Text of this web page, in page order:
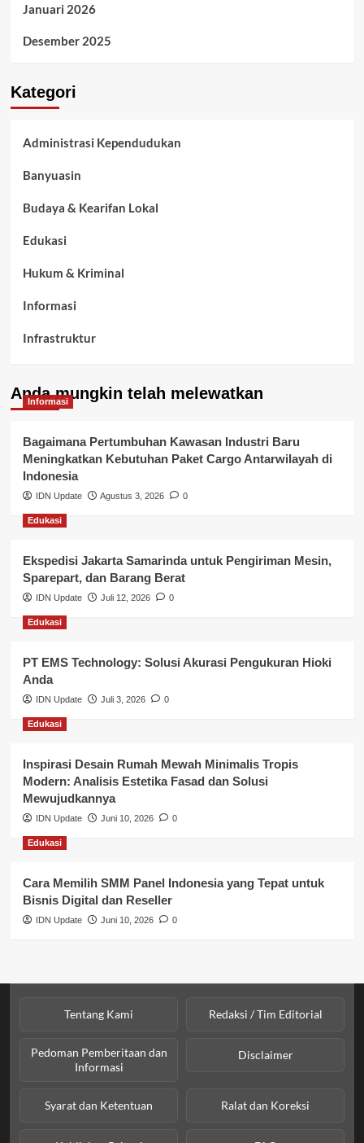
Januari 2026
Desember 2025
Kategori
Administrasi Kependudukan
Banyuasin
Budaya & Kearifan Lokal
Edukasi
Hukum & Kriminal
Informasi
Infrastruktur
Kepegawaian & ASN Banyuasin
Kesehatan
Keuangan
Lalu Lintas
Layanan Publik Kabupaten Banyuasin
Nasional
Pemerintahan
Pendidikan
Perbankan & Keuangan
Perpajakan & Keuangan
Profil Wilayah Banyuasin
Sosial & Budaya
Sosial & Kesejahteraan
Anda mungkin telah melewatkan
Informasi
Bagaimana Pertumbuhan Kawasan Industri Baru
Meningkatkan Kebutuhan Paket Cargo Antarwilayah di
Indonesia
IDN Update Agustus 3, 2026 0
Edukasi
Ekspedisi Jakarta Samarinda untuk Pengiriman Mesin,
Sparepart, dan Barang Berat
IDN Update Juli 12, 2026 0
Edukasi
PT EMS Technology: Solusi Akurasi Pengukuran Hioki
Anda
IDN Update Juli 3, 2026 0
Edukasi
Inspirasi Desain Rumah Mewah Minimalis Tropis
Modern: Analisis Estetika Fasad dan Solusi
Mewujudkannya
IDN Update Juni 10, 2026 0
Edukasi
Cara Memilih SMM Panel Indonesia yang Tepat untuk
Bisnis Digital dan Reseller
IDN Update Juni 10, 2026 0
Tentang Kami Redaksi / Tim Editorial
Pedoman Pemberitaan dan
Informasi
Disclaimer
Syarat dan Ketentuan Ralat dan Koreksi